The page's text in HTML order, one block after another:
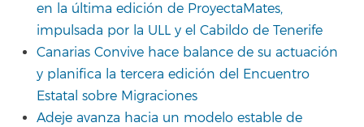
en la última edición de ProyectaMates,
impulsada por la ULL y el Cabildo de Tenerife
Canarias Convive hace balance de su actuación
y planifica la tercera edición del Encuentro
Estatal sobre Migraciones
Adeje avanza hacia un modelo estable de